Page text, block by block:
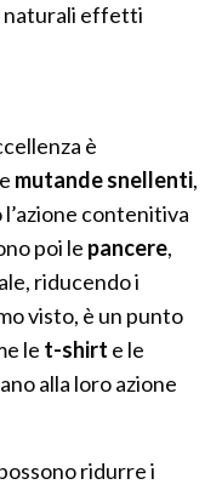
naturali effetti
è
mutande snellenti,
l’azione contenitiva
poi le pancere,
riducendo i
visto, è un punto
le t-shirt e le
alla loro azione
ridurre i